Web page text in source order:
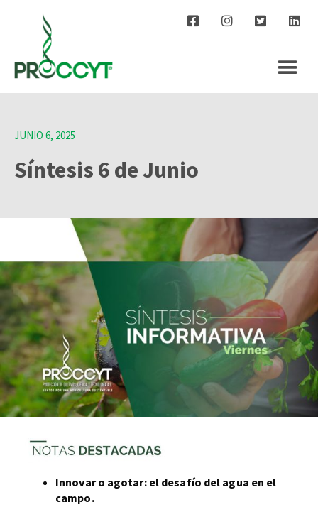
JUNIO 6, 2025
Síntesis 6 de Junio
Innovar o agotar: el desafío del agua en el
campo.